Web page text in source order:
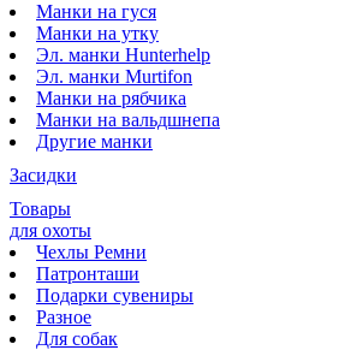
Манки на гуся
Манки на утку
Эл. манки Hunterhelp
Эл. манки Murtifon
Манки на рябчика
Манки на вальдшнепа
Другие манки
Засидки
Товары
для охоты
Чехлы Ремни
Патронташи
Подарки сувениры
Разное
Для собак